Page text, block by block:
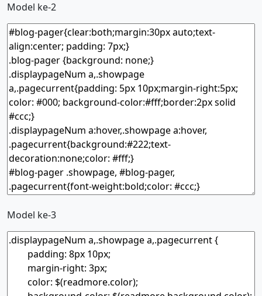
Model ke-2
Model ke-3